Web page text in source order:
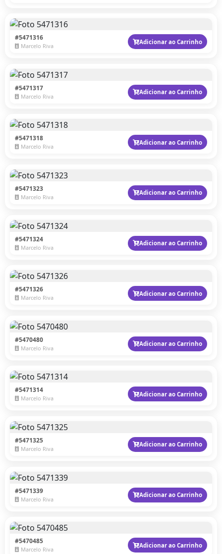
#5471316
Marcelo Riva
Adicionar ao Carrinho
#5471317
Marcelo Riva
Adicionar ao Carrinho
#5471318
Marcelo Riva
Adicionar ao Carrinho
#5471323
Marcelo Riva
Adicionar ao Carrinho
#5471324
Marcelo Riva
Adicionar ao Carrinho
#5471326
Marcelo Riva
Adicionar ao Carrinho
#5470480
Marcelo Riva
Adicionar ao Carrinho
#5471314
Marcelo Riva
Adicionar ao Carrinho
#5471325
Marcelo Riva
Adicionar ao Carrinho
#5471339
Marcelo Riva
Adicionar ao Carrinho
#5470485
Marcelo Riva
Adicionar ao Carrinho